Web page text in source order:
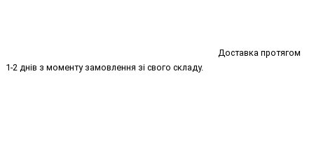
Доставка протягом
1-2 днів з моменту замовлення зі свого складу.